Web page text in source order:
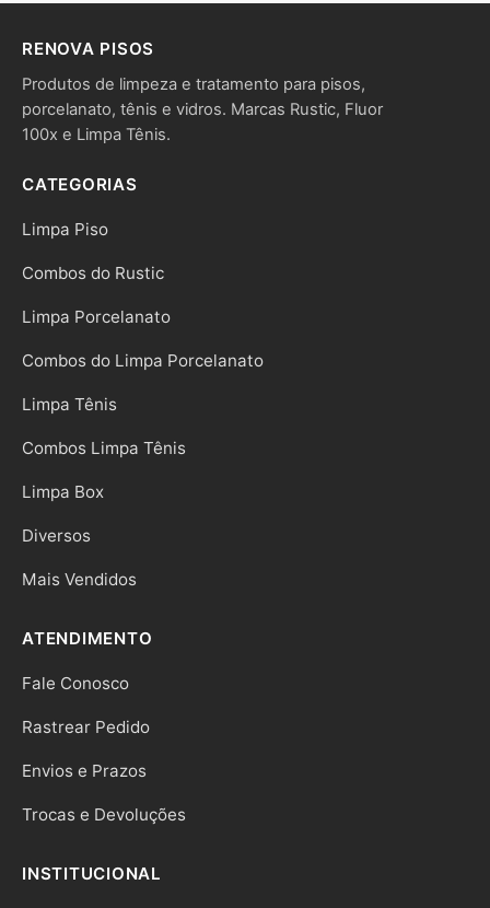
RENOVA PISOS
Produtos de limpeza e tratamento para pisos,
porcelanato, tênis e vidros. Marcas Rustic, Fluor
100x e Limpa Tênis.
CATEGORIAS
Limpa Piso
Combos do Rustic
Limpa Porcelanato
Combos do Limpa Porcelanato
Limpa Tênis
Combos Limpa Tênis
Limpa Box
Diversos
Mais Vendidos
ATENDIMENTO
Fale Conosco
Rastrear Pedido
Envios e Prazos
Trocas e Devoluções
INSTITUCIONAL